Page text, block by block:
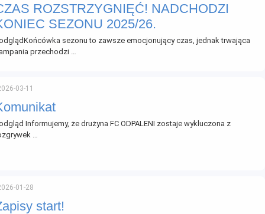
ROZSTRZYGNIĘĆ! NADCHODZI
SEZONU 2025/26.
sezonu to zawsze emocjonujący czas, jednak trwająca
przechodzi …
03-11
Informujemy, że drużyna FC ODPALENI zostaje wykluczona z
…
start!
01-28